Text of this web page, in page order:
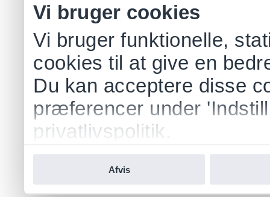
Vi bruger cookies
Vi bruger funktionelle,
cookies til at give en
Du kan acceptere disse
præferencer under
privatlivspolitik.
Afvis